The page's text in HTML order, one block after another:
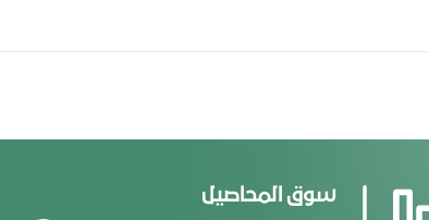
سوق المحاصيل